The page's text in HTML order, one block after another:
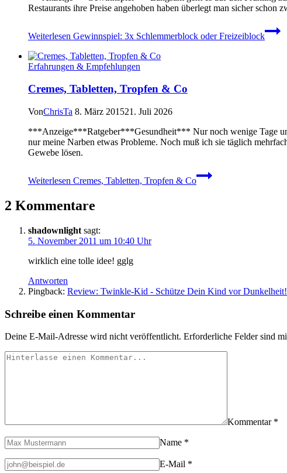
Restaurants ihre Preise angehoben haben überlegt man sicher
Weiterlesen Gewinnspiel: 3x Schlemmerblock oder Freizeiblock
Erfahrungen & Empfehlungen
Cremes, Tabletten, Tropfen & Co
VonChrisTa 8. März 201521. Juli 2026
***Anzeige***Ratgeber***Gesundheit*** Nur noch wenige Tage
nur meine Narben etwas Probleme. Noch muß ich sie täglich
Gewebe lösen.
Weiterlesen Cremes, Tabletten, Tropfen & Co
2 Kommentare
shadownlight sagt:
5. November 2011 um 10:40 Uhr
wirklich eine tolle idee! gglg
Antworten
Pingback: Review: Twinkle-Kid - Schütze Dein Kind vor
Schreibe einen Kommentar
Deine E-Mail-Adresse wird nicht veröffentlicht. Erforderliche Felder sind
Kommentar *
Name *
E-Mail *